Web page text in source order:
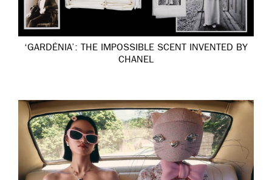
‘GARDÉNIA’: THE IMPOSSIBLE SCENT INVENTED BY
CHANEL